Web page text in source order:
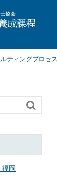
ティングプロセ

岡